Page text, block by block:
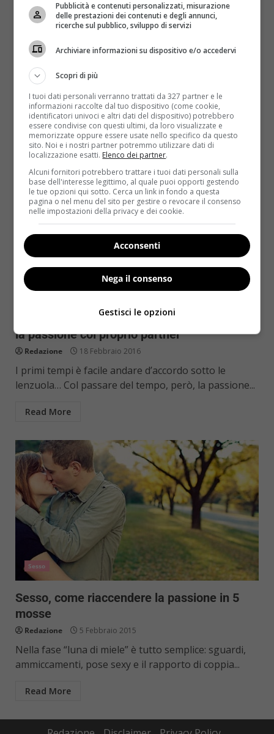
Sesso
Sesso: gli errori da non fare mai a letto sia
per lui che per lei
Redazione 2 Maggio 2016
L’intesa sessuale è qualcosa di soggettivo che si crea
a poco a poco. Altre volte, invece, due...
Read More
Sesso
Sesso: 5 segreti per mantenere sempre alta
la passione col proprio partner
Redazione 18 Febbraio 2016
I primi tempi è facile andare d’accordo sotto le
lenzuola… Col passare del tempo, però, la passione...
Read More
Sesso
Sesso, come riaccendere la passione in 5
mosse
Redazione 5 Febbraio 2015
Nella fase “luna di miele” è tutto semplice: sguardi,
ammiccamenti, pose sexy e il rapporto di coppia...
Read More
Pubblicità e contenuti personalizzati, misurazione
delle prestazioni dei contenuti e degli annunci,
ricerche sul pubblico, sviluppo di servizi
Archiviare informazioni su dispositivo e/o accedervi
Scopri di più
I tuoi dati personali verranno trattati da 327 partner e le
informazioni raccolte dal tuo dispositivo (come cookie,
identificatori univoci e altri dati del dispositivo) potrebbero
essere condivise con questi ultimi, da loro visualizzate e
memorizzate oppure essere usate nello specifico da questo
sito. Noi e i nostri partner potremmo utilizzare dati di
localizzazione esatti. Elenco dei partner.
Alcuni fornitori potrebbero trattare i tuoi dati personali sulla
base dell'interesse legittimo, al quale puoi opporti gestendo
le tue opzioni qui sotto. Cerca un link in fondo a questa
pagina o nel menu del sito per gestire o revocare il consenso
nelle impostazioni della privacy e dei cookie.
Acconsenti
Nega il consenso
Gestisci le opzioni